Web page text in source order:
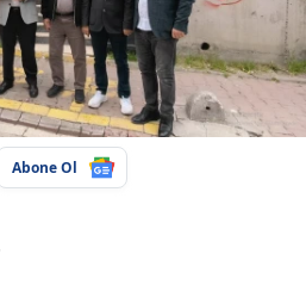
Abone Ol